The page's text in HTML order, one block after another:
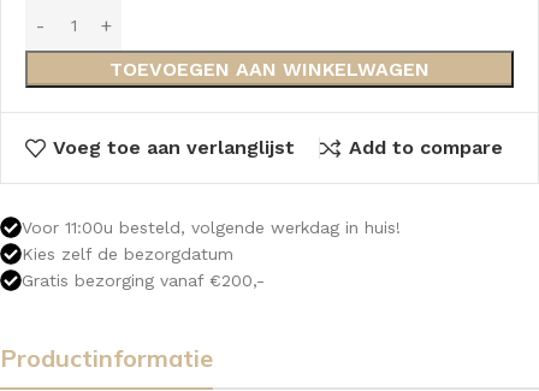
TOEVOEGEN AAN WINKELWAGEN
Voeg toe aan verlanglijst Add to compare
Voor 11:00u besteld, volgende werkdag in huis!
Kies zelf de bezorgdatum
Gratis bezorging vanaf €200,-
Productinformatie